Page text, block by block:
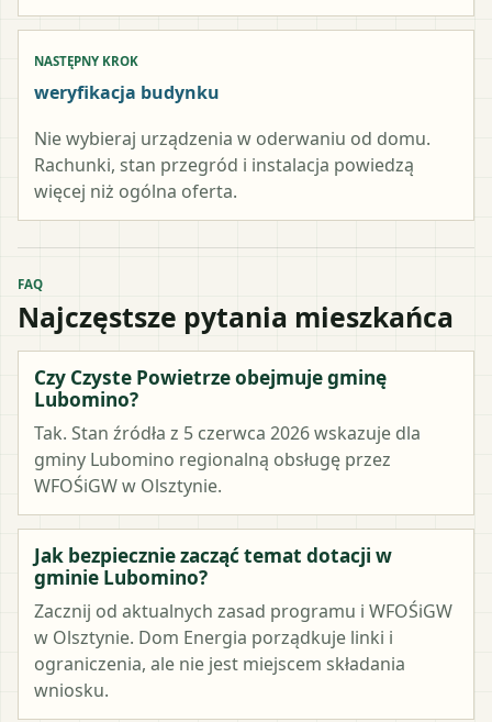
NASTĘPNY KROK
weryfikacja budynku
Nie wybieraj urządzenia w oderwaniu od domu.
Rachunki, stan przegród i instalacja powiedzą
więcej niż ogólna oferta.
FAQ
Najczęstsze pytania mieszkańca
Czy Czyste Powietrze obejmuje gminę
Lubomino?
Tak. Stan źródła z 5 czerwca 2026 wskazuje dla
gminy Lubomino regionalną obsługę przez
WFOŚiGW w Olsztynie.
Jak bezpiecznie zacząć temat dotacji w
gminie Lubomino?
Zacznij od aktualnych zasad programu i WFOŚiGW
w Olsztynie. Dom Energia porządkuje linki i
ograniczenia, ale nie jest miejscem składania
wniosku.